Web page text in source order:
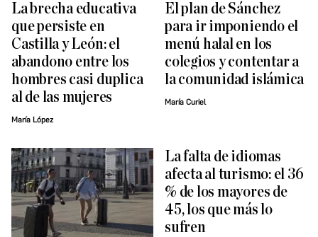
La brecha educativa
que persiste en
Castilla y León: el
abandono entre los
hombres casi duplica
al de las mujeres
María López
El plan de Sánchez
para ir imponiendo el
menú halal en los
colegios y contentar a
la comunidad islámica
María Curiel
La falta de idiomas
afecta al turismo: el 36
% de los mayores de
45, los que más lo
sufren